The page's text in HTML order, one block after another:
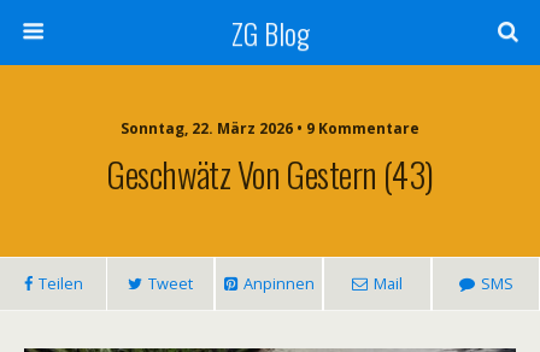
ZG Blog
Sonntag, 22. März 2026 • 9 Kommentare
Geschwätz Von Gestern (43)
Teilen Tweet Anpinnen Mail SMS